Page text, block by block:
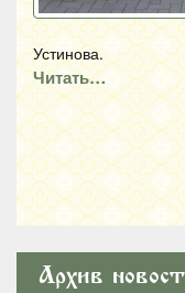
Устинова.
Читать…
Архив